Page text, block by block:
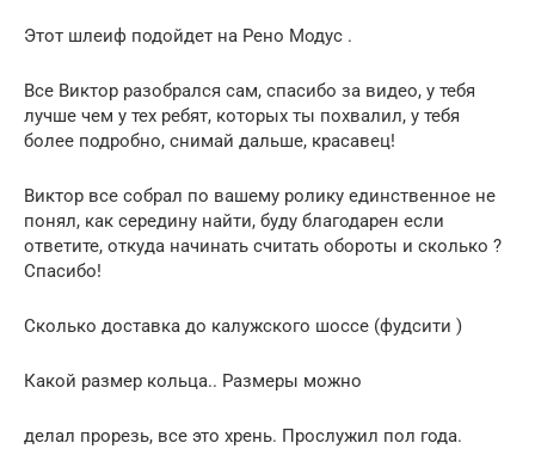
Этот шлеиф подойдет на Рено Модус .
Все Виктор разобрался сам, спасибо за видео, у тебя
лучше чем у тех ребят, которых ты похвалил, у тебя
более подробно, снимай дальше, красавец!
Виктор все собрал по вашему ролику единственное не
понял, как середину найти, буду благодарен если
ответите, откуда начинать считать обороты и сколько ?
Спасибо!
Сколько доставка до калужского шоссе (фудсити )
Какой размер кольца.. Размеры можно
делал прорезь, все это хрень. Прослужил пол года.